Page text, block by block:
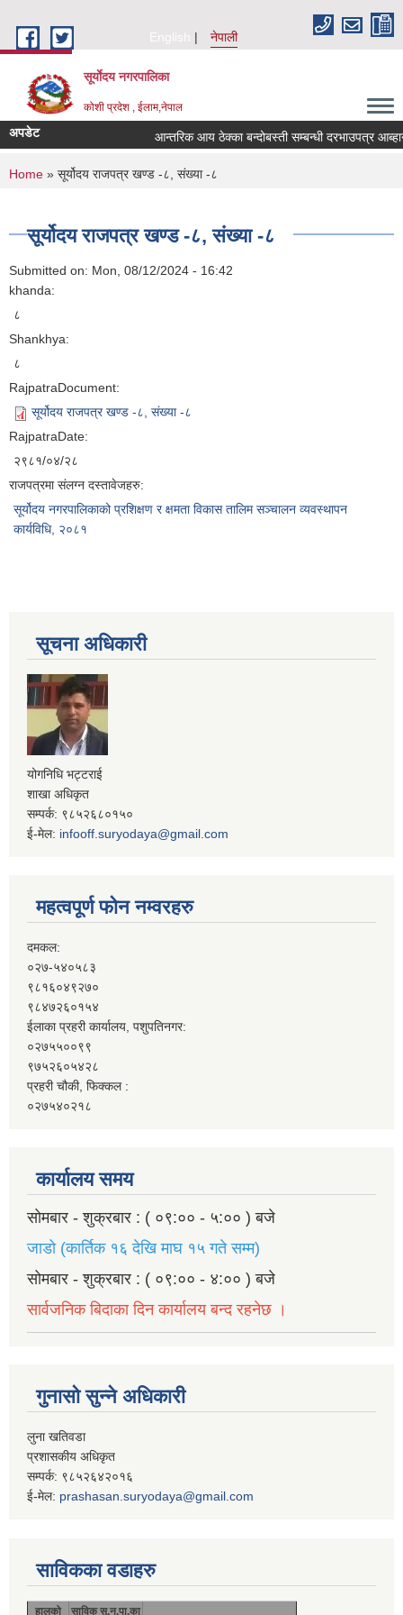
English
नेपाली
सूर्याेदय नगरपालिका
कोशी प्रदेश , ईलाम,नेपाल
अपडेट आन्तरिक आय ठेक्का बन्दोबस्ती सम्बन्धी दरभाउपत्र
You are here
Home » सूर्योदय राजपत्र खण्ड -८, संख्या -८
सूर्योदय राजपत्र खण्ड -८, संख्या -८
Submitted on: Mon, 08/12/2024 - 16:42
khanda:
८
Shankhya:
८
RajpatraDocument:
सूर्योदय राजपत्र खण्ड -८, संख्या -८
RajpatraDate:
२९८१/०४/२८
राजपत्रमा संलग्न दस्तावेजहरु:
सूर्योदय नगरपालिकाको प्रशिक्षण र क्षमता विकास तालिम सञ्चालन व्यवस्थापन
कार्यविधि, २०८१
सूचना अधिकारी
योगनिधि भट्टराई
शाखा अधिकृत
सम्पर्क: ९८५२६८०१५०
ई-मेल: infooff.suryodaya@gmail.com
महत्वपूर्ण फोन नम्वरहरु
दमकल:
०२७-५४०५८३
९८१६०४९२७०
९८४७२६०१५४
ईलाका प्रहरी कार्यालय, पशुपतिनगर:
०२७५५००९९
९७५२६०५४२८
प्रहरी चौकी, फिक्कल :
०२७५४०२१८
कार्यालय समय
सोमबार - शुक्रबार : ( ०९:०० - ५:०० ) बजे
जाडो (कार्तिक १६ देखि माघ १५ गते सम्म)
सोमबार - शुक्रबार : ( ०९:०० - ४:०० ) बजे
सार्वजनिक बिदाका दिन कार्यालय बन्द रहनेछ ।
गुनासो सुन्ने अधिकारी
लुना खतिवडा
प्रशासकीय अधिकृत
सम्पर्क: ९८५२६४२०१६
ई-मेल: prashasan.suryodaya@gmail.com
साविकका वडाहरु
हालको साविक सु.न.पा.का